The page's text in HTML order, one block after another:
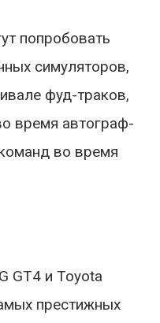
попробовать
симуляторов,
фуд-траков,
время автограф-
во время
GT4 и Toyota
престижных